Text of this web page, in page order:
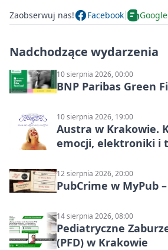
Zaobserwuj nas! Facebook
Nadchodzące wydarzenia
10 sierpnia 2026, 00:00
BNP Paribas Green
10 sierpnia 2026, 19:00
Austra w Krakowie.
emocji, elektroniki i
12 sierpnia 2026, 20:00
PubCrime w MyPub
14 sierpnia 2026, 08:00
Pediatryczne
(PFD) w Krakowie